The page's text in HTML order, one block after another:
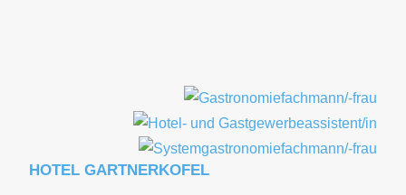
HOTEL GARTNERKOFEL